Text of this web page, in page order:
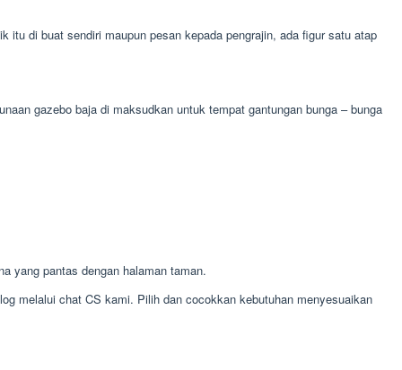
itu di buat sendiri maupun pesan kepada pengrajin, ada figur satu atap
gazebo baja di maksudkan untuk tempat gantungan bunga – bunga
yang pantas dengan halaman taman.
melalui chat CS kami. Pilih dan cocokkan kebutuhan menyesuaikan